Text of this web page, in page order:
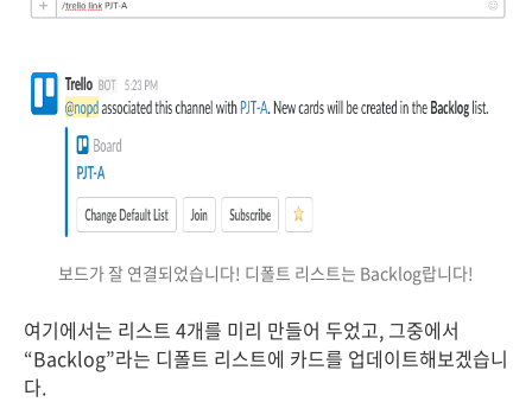
보드가 잘 연결되었습니다! 디폴트 리스트는 Backlog랍니다!
여기에서는 리스트 4개를 미리 만들어 두었고, 그중에서
“Backlog”라는 디폴트 리스트에 카드를 업데이트해보겠습니
다.